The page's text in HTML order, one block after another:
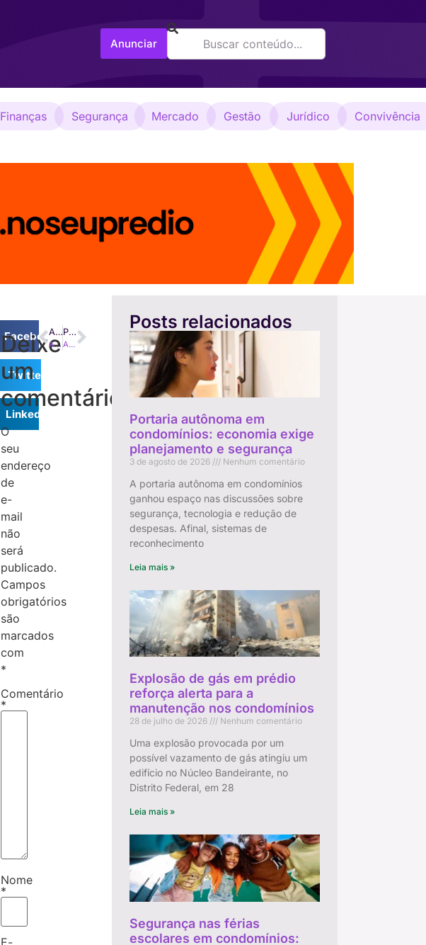
Anunciar
Finanças Segurança Mercado Gestão Jurídico Convivência
Facebook
Twitter
LinkedIn
Deixe
um
comentário
O
seu
endereço
de
e-
mail
não
será
publicado.
Campos
obrigatórios
são
marcados
com
*
Comentário
*
Nome
*
ANTERIOR
A caçada ao adolescente de 17 anos que invadia condomínios de luxo e conseguiu furtar R$ 30 milhões
PRÓXIMO
Atualização do Novo Código Civil e condomínios: o que deve mudar?
Posts relacionados
Portaria autônoma em
condomínios: economia exige
planejamento e segurança
3 de agosto de 2026 Nenhum comentário
A portaria autônoma em condomínios
ganhou espaço nas discussões sobre
segurança, tecnologia e redução de
despesas. Afinal, sistemas de
reconhecimento
Leia mais »
Explosão de gás em prédio
reforça alerta para a
manutenção nos condomínios
28 de julho de 2026 Nenhum comentário
Uma explosão provocada por um
possível vazamento de gás atingiu um
edifício no Núcleo Bandeirante, no
Distrito Federal, em 28
Leia mais »
Segurança nas férias
escolares em condomínios: